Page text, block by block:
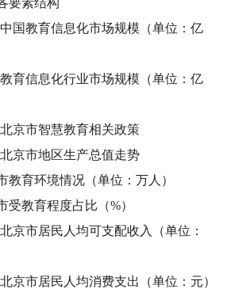
中国教育信息化市场规模（单位：亿
教育信息化行业市场规模（单位：亿
北京市智慧教育相关政策
北京市地区生产总值走势
教育环境情况（单位：万人）
受教育程度占比（%）
京市居民人均可支配收入（单位：
京市居民人均消费支出（单位：元）